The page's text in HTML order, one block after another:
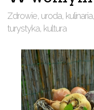
Zdrowie, uroda,
turystyka, kultura